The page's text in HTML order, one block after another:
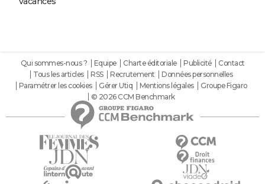
Qui sommes-nous ? Equipe Charte éditoriale Publicité
Contact
Tous les articles
RSS Recrutement
Données personnelles
Paramétrer les cookies
Gérer Utiq Mentions légales
Groupe Figaro
© 2026 CCM Benchmark